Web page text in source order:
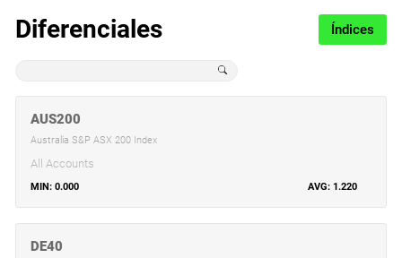
Diferenciales Índices
AUS200
Australia S&P ASX 200 Index
0.000 1.220
All Accounts
DE40